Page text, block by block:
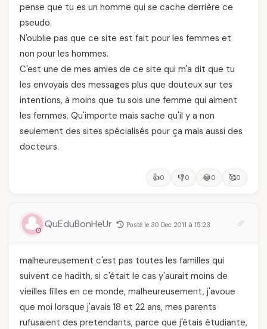
pense que tu es un homme qui se cache derrière ce
pseudo.
N'oublie pas que ce site est fait pour les femmes et
non pour les hommes.
C'est une de mes amies de ce site qui m'a dit que tu
les envoyais des messages plus que douteux sur tes
intentions, à moins que tu sois une femme qui aiment
les femmes. Qu'importe mais sache qu'il y a non
seulement des sites spécialisés pour ça mais aussi des
docteurs.
👍0 👎0 😂0 🥰0
QuEduBonHeUr Posté le 30 Dec 2011 à 15:23
malheureusement c'est pas toutes les familles qui
suivent ce hadith, si c'était le cas y'aurait moins de
vieilles filles en ce monde, malheureusement, j'avoue
que moi lorsque j'avais 18 et 22 ans, mes parents
rufusaient des pretendants, parce que j'étais étudiante,